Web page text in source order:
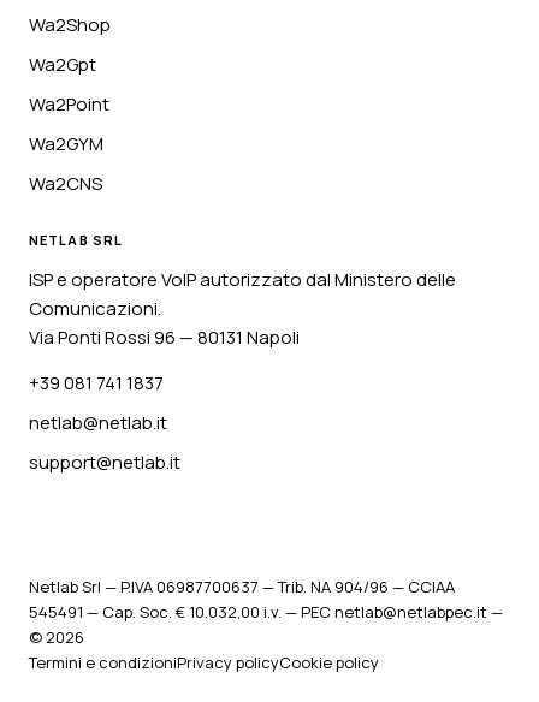
Wa2Shop
Wa2Gpt
Wa2Point
Wa2GYM
Wa2CNS
NETLAB SRL
ISP e operatore VoIP autorizzato dal Ministero delle
Comunicazioni.
Via Ponti Rossi 96 — 80131 Napoli
+39 081 741 1837
netlab@netlab.it
support@netlab.it
Netlab Srl — P.IVA 06987700637 — Trib. NA 904/96 — CCIAA
545491 — Cap. Soc. € 10.032,00 i.v. — PEC netlab@netlabpec.it —
© 2026
Termini e condizioniPrivacy policyCookie policy